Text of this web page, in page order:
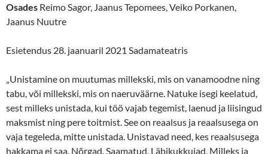
Osades Reimo Sagor, Jaanus Tepomees, Veiko Porkanen,
Jaanus Nuutre
Esietendus 28. jaanuaril 2021 Sadamateatris
„Unistamine on muutumas millekski, mis on vanamoodne ning
tabu, või millekski, mis on naeruväärne. Natuke isegi keelatud,
sest milleks unistada, kui töö vajab tegemist, laenud ja liisingud
maksmist ning pere toitmist. See on reaalsus ja reaalsusega on
vaja tegeleda, mitte unistada. Unistavad need, kes reaalsusega
hakkama ei saa. Nõrgad. Saamatud. Läbikukkujad. Milleks ja